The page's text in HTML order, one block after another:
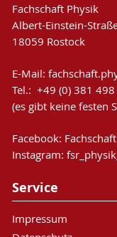
Fachschaft Physik
Albert-Einstein-
18059 Rostock
E-Mail:
Tel.: +49 (0) 381
(es gibt keine festen
Facebook:
Instagram:
Service
Impressum